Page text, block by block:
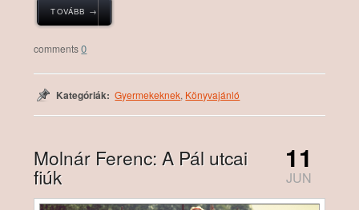
TOVÁBB →
0
Kategóriák: Gyermekeknek, Könyvajánló
Molnár Ferenc: A Pál utcai
fiúk
11
JUN